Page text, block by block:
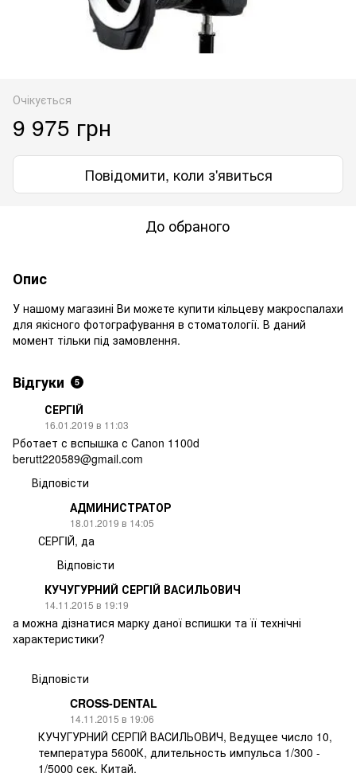
Очікується
9 975 грн
Повідомити, коли з'явиться
До обраного
Опис
У нашому магазині Ви можете купити кільцеву макроспалахи
для якісного фотографування в стоматології. В даний
момент тільки під замовлення.
Відгуки 5
СЕРГIЙ
16.01.2019 в 11:03
Рботает с вспышка с Canon 1100d
berutt220589@gmail.com
Відповісти
АДМИНИСТРАТОР
18.01.2019 в 14:05
СЕРГIЙ, да
Відповісти
КУЧУГУРНИЙ СЕРГІЙ ВАСИЛЬОВИЧ
14.11.2015 в 19:19
а можна дізнатися марку даної вспишки та її технічні
характеристики?
Відповісти
CROSS-DENTAL
14.11.2015 в 19:06
КУЧУГУРНИЙ СЕРГІЙ ВАСИЛЬОВИЧ, Ведущее число 10,
температура 5600К, длительность импульса 1/300 -
1/5000 сек. Китай.